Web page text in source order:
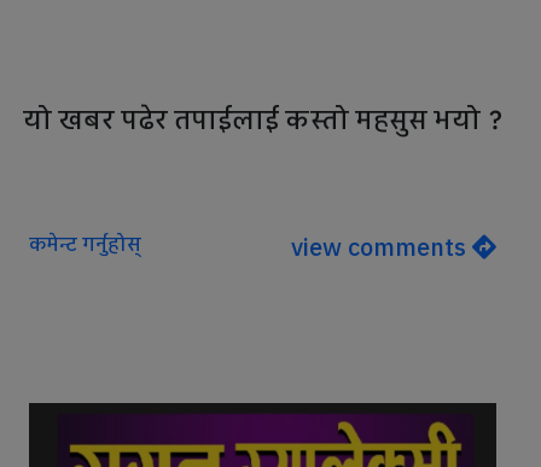
यो खबर पढेर तपाईलाई कस्तो महसुस भयो ?
कमेन्ट गर्नुहोस् view comments